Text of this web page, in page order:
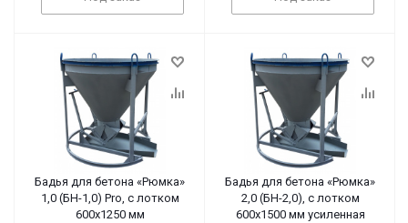
Бадья для бетона «Рюмка»
1,0 (БН-1,0) Pro, с лотком
600х1250 мм
Бадья для бетона «Рюмка»
2,0 (БН-2,0), с лотком
600х1500 мм усиленная